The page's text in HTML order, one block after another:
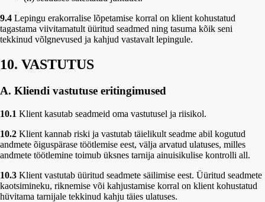
9.4 Lepingu erakorralise lõpetamise korral on klient kohustatud
tagastama viivitamatult üüritud seadmed ning tasuma kõik seni
tekkinud võlgnevused ja kahjud vastavalt lepingule.
10. VASTUTUS
A. Kliendi vastutuse eritingimused
10.1 Klient kasutab seadmeid oma vastutusel ja riisikol.
10.2 Klient kannab riski ja vastutab täielikult seadme abil kogutud
andmete õiguspärase töötlemise eest, välja arvatud ulatuses, milles
andmete töötlemine toimub üksnes tarnija ainuisikulise kontrolli all.
10.3 Klient vastutab üüritud seadmete säilimise eest. Üüritud seadmete
kaotsimineku, riknemise või kahjustamise korral on klient kohustatud
hüvitama tarnijale tekkinud kahju täies ulatuses.